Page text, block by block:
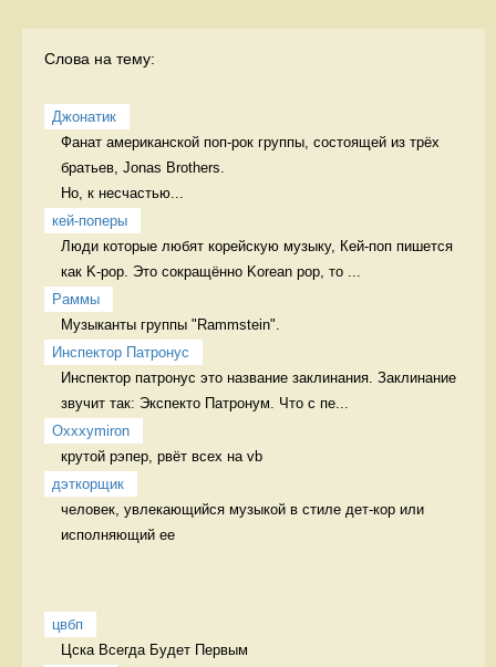
Слова на тему:
Джонатик
Фанат американской поп-рок группы, состоящей из трёх
братьев, Jonas Brothers.
Но, к несчастью...
кей-поперы
Люди которые любят корейскую музыку, Кей-поп пишется
как K-pop. Это сокращённо Korean pop, то ...
Раммы
Музыканты группы "Rammstein".
Инспектор Патронус
Инспектор патронус это название заклинания. Заклинание
звучит так: Экспекто Патронум. Что с пе...
Oxxxymiron
крутой рэпер, рвёт всех на vb
дэткорщик
человек, увлекающийся музыкой в стиле дет-кор или
исполняющий ее
цвбп
Цска Всегда Будет Первым